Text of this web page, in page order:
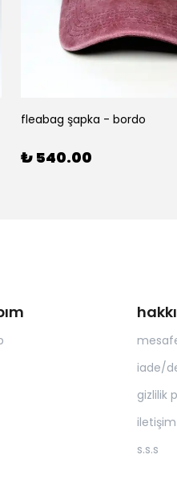
fleabag şapka - bordo
₺ 540.00
iade/
gizlilik
iletişim
s.s.s